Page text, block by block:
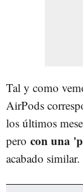
Tal y como
AirPods
los últimos
pero con una
acabado similar.